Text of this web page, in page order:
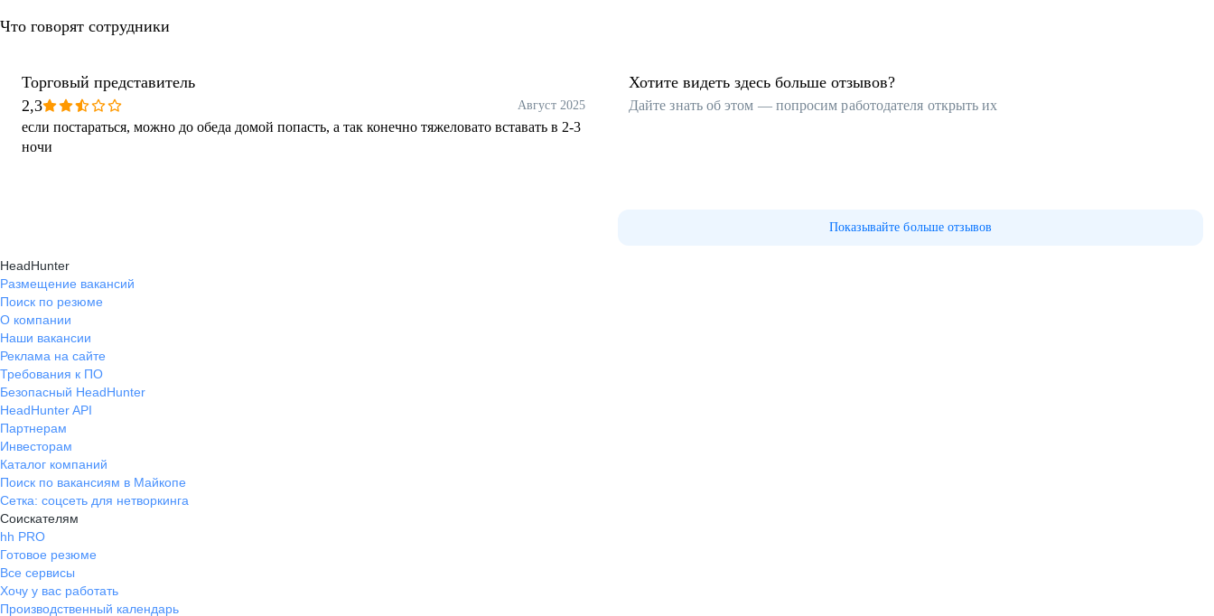
Что говорят сотрудники
Торговый представитель
2,3
Август 2025
если постараться, можно до обеда домой попасть, а так конечно тяжеловато вставать в 2-3
ночи
Хотите видеть здесь больше отзывов?
Дайте знать об этом — попросим работодателя открыть их
Показывайте больше отзывов
HeadHunter
Размещение вакансий
Поиск по резюме
О компании
Наши вакансии
Реклама на сайте
Требования к ПО
Безопасный HeadHunter
HeadHunter API
Партнерам
Инвесторам
Каталог компаний
Поиск по вакансиям в Майкопе
Сетка: соцсеть для нетворкинга
Соискателям
hh PRO
Готовое резюме
Все сервисы
Хочу у вас работать
Производственный календарь